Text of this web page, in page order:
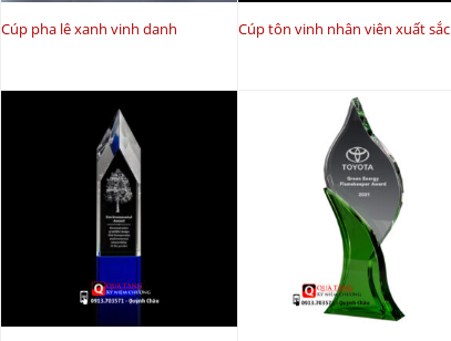
Cúp pha lê xanh vinh danh Cúp tôn vinh nhân viên xuất sắc